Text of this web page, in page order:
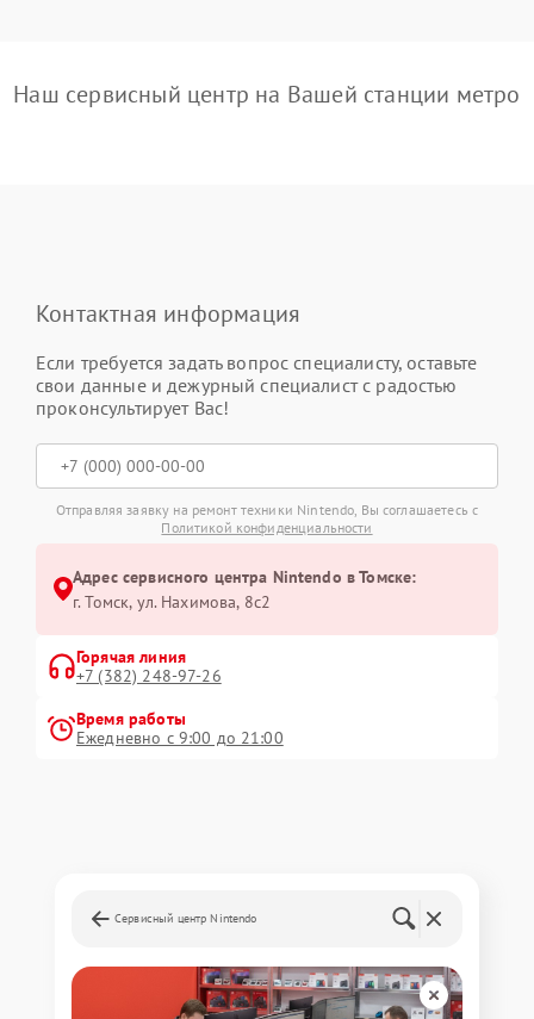
Наш сервисный центр на Вашей станции метро
Контактная информация
Если требуется задать вопрос специалисту, оставьте
свои данные и дежурный специалист с радостью
проконсультирует Вас!
Отправляя заявку на ремонт техники Nintendo, Вы соглашаетесь с
Политикой конфиденциальности
Адрес сервисного центра Nintendo в Томске:
г. Томск, ул. Нахимова, 8с2
Горячая линия
+7 (382) 248-97-26
Время работы
Ежедневно с 9:00 до 21:00
Сервисный центр Nintendo